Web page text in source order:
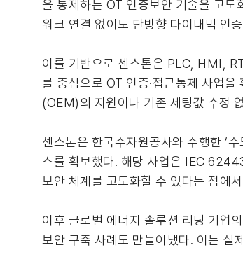
을 통제하는 OT 인증보안 기술을 고
워크 연결 없이도 단방향 다이내믹 인
이를 기반으로 센스톤은 PLC, HMI,
를 중심으로 OT 인증·접근통제 사업
(OEM)의 지원이나 기존 세팅값 수정
센스톤은 한국수자원공사와 수행한 ‘
스를 확보했다. 해당 사업은 IEC
보안 체계를 고도화할 수 있다는 점에
이후 글로벌 에너지 솔루션 리딩 기업
보안 구축 사례도 만들어냈다. 이는 실